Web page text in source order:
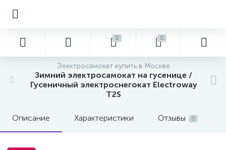
0 0
Электросамокат купить в Москве
Зимний электросамокат на гусенице /
Гусеничный электроснегокат Electroway
T2S
Описание Характеристики Отзывы 0